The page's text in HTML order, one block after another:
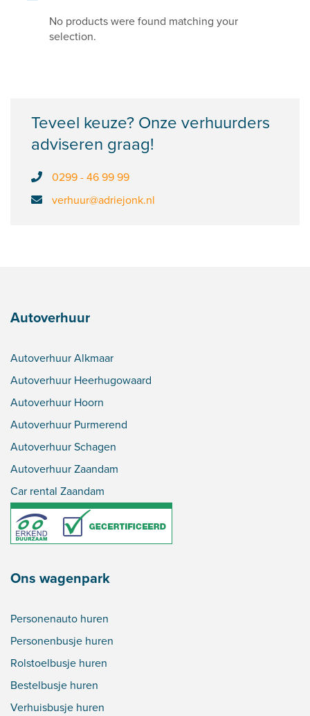
No products were found matching your
selection.
Teveel keuze? Onze verhuurders
adviseren graag!
0299 - 46 99 99
verhuur@adriejonk.nl
Autoverhuur
Autoverhuur Alkmaar
Autoverhuur Heerhugowaard
Autoverhuur Hoorn
Autoverhuur Purmerend
Autoverhuur Schagen
Autoverhuur Zaandam
Car rental Zaandam
Ons wagenpark
Personenauto huren
Personenbusje huren
Rolstoelbusje huren
Bestelbusje huren
Verhuisbusje huren